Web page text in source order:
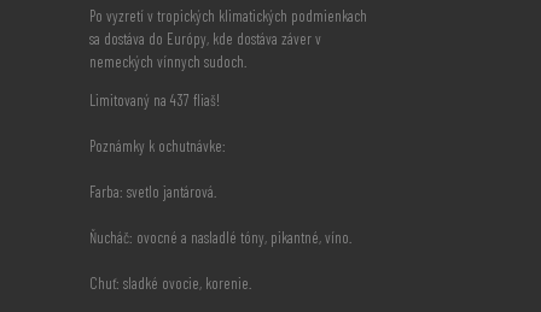
Po vyzretí v tropických klimatických podmienkach
sa dostáva do Európy, kde dostáva záver v
nemeckých vínnych sudoch.
Limitovaný na 437 fliaš!
Poznámky k ochutnávke:
Farba: svetlo jantárová.
Ňucháč: ovocné a nasladlé tóny, pikantné, víno.
Chuť: sladké ovocie, korenie.